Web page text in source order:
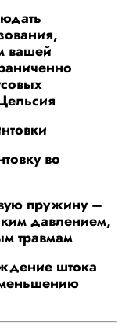
вашей
во
пружину –
давлением,
травмам
штока